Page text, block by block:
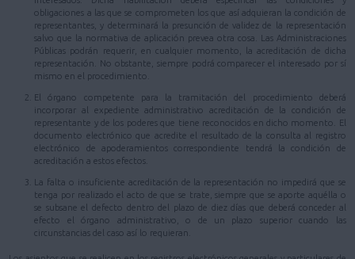
obligaciones a las que se comprometen los que así adquieran la condición de
representantes, y determinará la presunción de validez de la representación
salvo que la normativa de aplicación prevea otra cosa. Las Administraciones
Públicas podrán requerir, en cualquier momento, la acreditación de dicha
representación. No obstante, siempre podrá comparecer el interesado por sí
mismo en el procedimiento.
El órgano competente para la tramitación del procedimiento deberá
incorporar al expediente administrativo acreditación de la condición de
representante y de los poderes que tiene reconocidos en dicho momento. El
documento electrónico que acredite el resultado de la consulta al registro
electrónico de apoderamientos correspondiente tendrá la condición de
acreditación a estos efectos.
La falta o insuficiente acreditación de la representación no impedirá que se
tenga por realizado el acto de que se trate, siempre que se aporte aquélla o
se subsane el defecto dentro del plazo de diez días que deberá conceder al
efecto el órgano administrativo, o de un plazo superior cuando las
circunstancias del caso así lo requieran.